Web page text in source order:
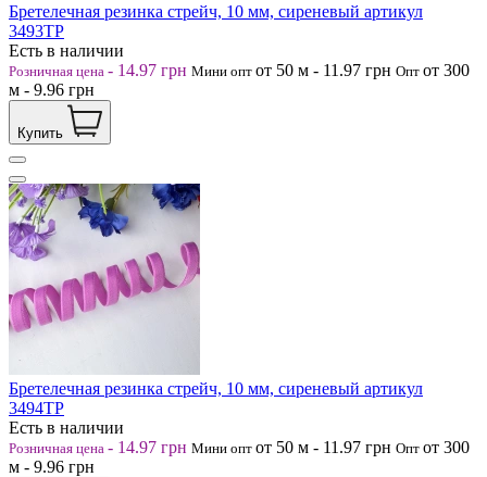
Бретелечная резинка стрейч, 10 мм, сиреневый артикул
3493ТР
Есть в наличии
Розничная цена - 14.97 грн Мини опт от 50 м - 11.97 грн Опт от 300
м - 9.96 грн
Купить
Бретелечная резинка стрейч, 10 мм, сиреневый артикул
3494ТР
Есть в наличии
Розничная цена - 14.97 грн Мини опт от 50 м - 11.97 грн Опт от 300
м - 9.96 грн